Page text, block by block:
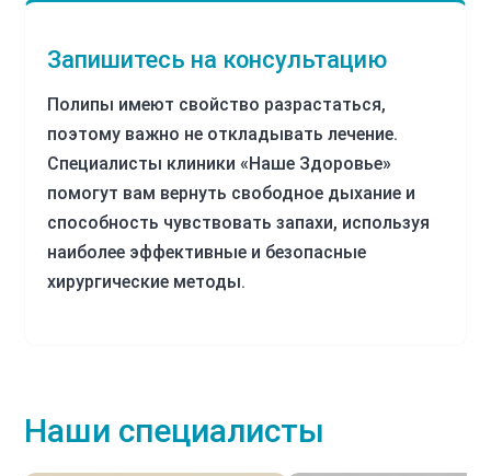
Запишитесь на консультацию
Полипы имеют свойство разрастаться,
поэтому важно не откладывать лечение.
Специалисты клиники «Наше Здоровье»
помогут вам вернуть свободное дыхание и
способность чувствовать запахи, используя
наиболее эффективные и безопасные
хирургические методы.
Наши специалисты